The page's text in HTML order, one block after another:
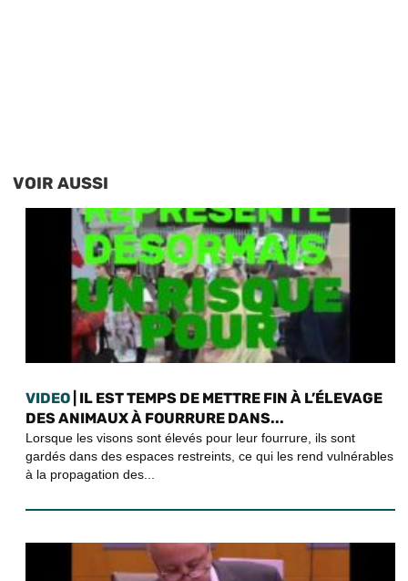
VOIR AUSSI
VIDEO | IL EST TEMPS DE METTRE FIN À L’ÉLEVAGE
DES ANIMAUX À FOURRURE DANS...
Lorsque les visons sont élevés pour leur fourrure, ils sont
gardés dans des espaces restreints, ce qui les rend vulnérables
à la propagation des...